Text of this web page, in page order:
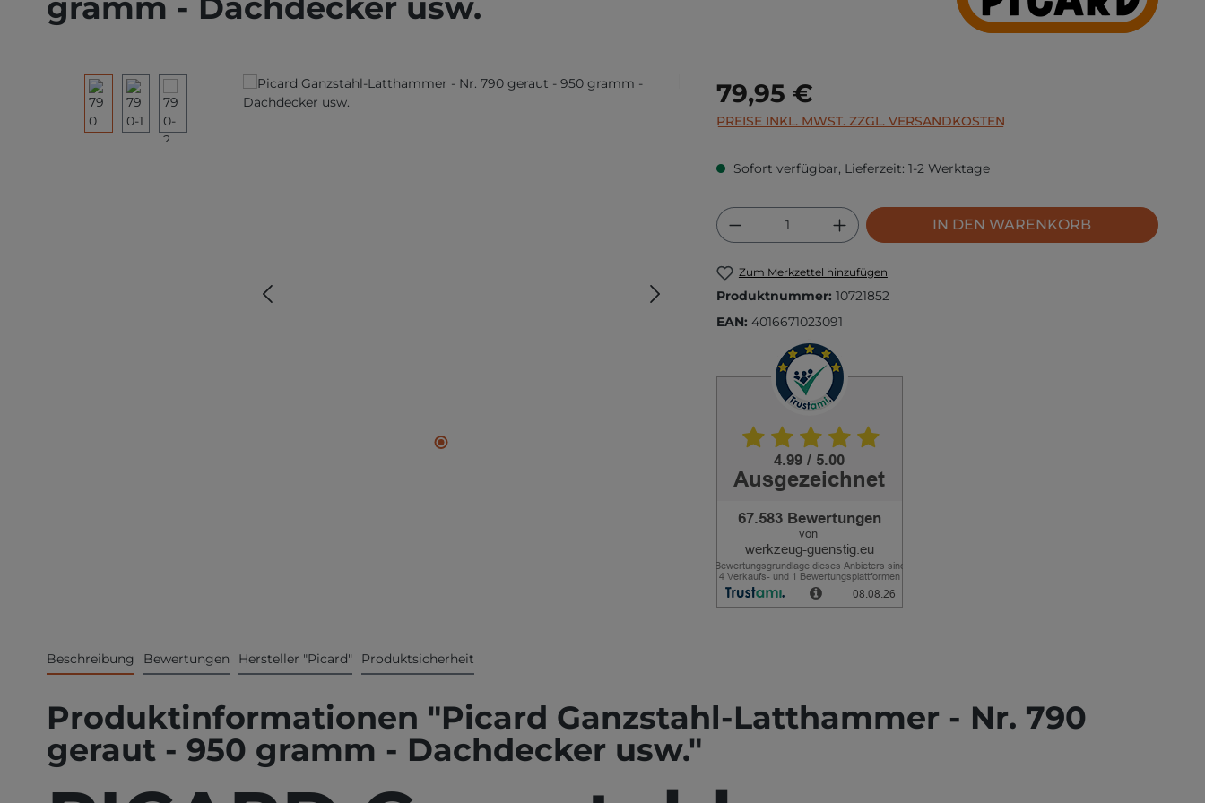
Bildergalerie überspringen Regulärer Preis:
79,95 €
PREISE INKL. MWST. ZZGL. VERSANDKOSTEN
Sofort verfügbar, Lieferzeit: 1-2 Werktage
Produkt Anzahl: Gib den gewünschten Wert
IN DEN WARENKORB
Zum Merkzettel hinzufügen
Produktnummer: 10721852
EAN: 4016671023091
Beschreibung Bewertungen Hersteller "Picard" Produktsicherheit
Produktinformationen "Picard Ganzstahl-Latthammer - Nr. 790
geraut - 950 gramm - Dachdecker usw."